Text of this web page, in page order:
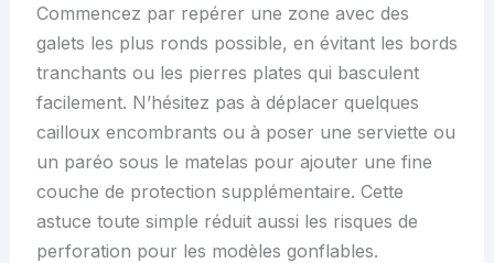
Commencez par repérer une zone avec des
galets les plus ronds possible, en évitant les bords
tranchants ou les pierres plates qui basculent
facilement. N’hésitez pas à déplacer quelques
cailloux encombrants ou à poser une serviette ou
un paréo sous le matelas pour ajouter une fine
couche de protection supplémentaire. Cette
astuce toute simple réduit aussi les risques de
perforation pour les modèles gonflables.